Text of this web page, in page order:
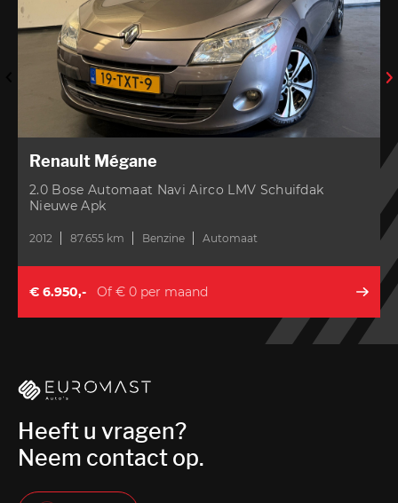
Renault Mégane
2.0 Bose Automaat Navi Airco LMV Schuifdak
Nieuwe Apk
2012 87.655 km Benzine Automaat
€ 6.950,- Of € 0 per maand
Heeft u vragen?
Neem contact op.